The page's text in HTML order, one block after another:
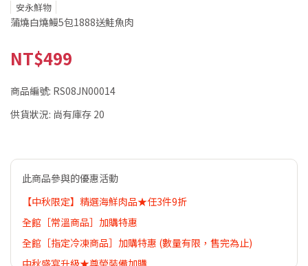
安永鮮物
蒲燒白燒鰻5包1888送鮭魚肉
NT$499
商品編號: RS08JN00014
供貨狀況: 尚有庫存 20
此商品參與的優惠活動
【中秋限定】精選海鮮肉品★任3件9折
全館［常溫商品］加購特惠
全館［指定冷凍商品］加購特惠 (數量有限，售完為止)
中秋盛宴升級★尊榮裝備加購